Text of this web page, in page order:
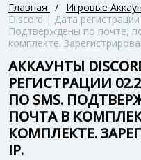
Главная / Игровые
Discord | Дата
Подтверждены по почте,
комплекте.
АККАУНТЫ
РЕГИСТРАЦИИ
ПО SMS.
ПОЧТА В
КОМПЛЕКТЕ.
IP.